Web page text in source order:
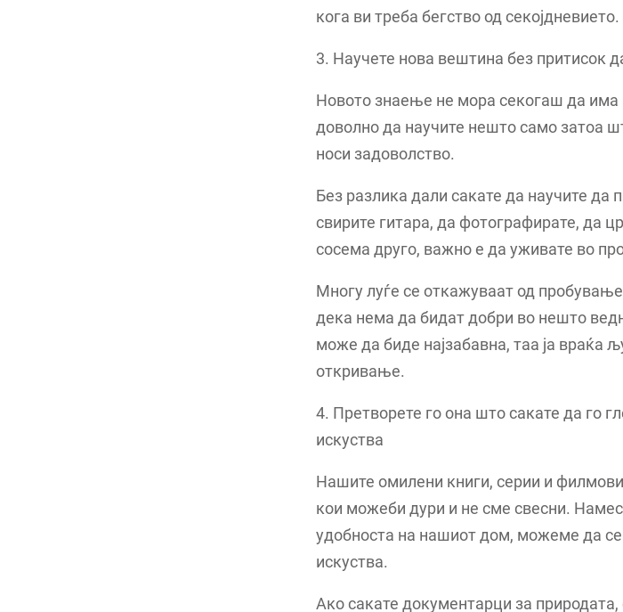
кога ви треба бегство од секојдневието.
3. Научете нова вештина без притисок
Новото знаење не мора секогаш да
доволно да научите нешто само затоа
носи задоволство.
Без разлика дали сакате да научите да
свирите гитара, да фотографирате, да
сосема друго, важно е да уживате во
Многу луѓе се откажуваат од
дека нема да бидат добри во нешто
може да биде најзабавна, таа ја враќа
откривање.
4. Претворете го она што сакате да го
искуства
Нашите омилени книги, серии и
кои можеби дури и не сме свесни.
удобноста на нашиот дом, можеме да
искуства.
Ако сакате документарци за природата,